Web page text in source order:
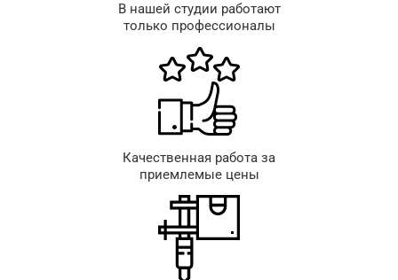
В нашей студии работают
только профессионалы
Качественная работа за
приемлемые цены